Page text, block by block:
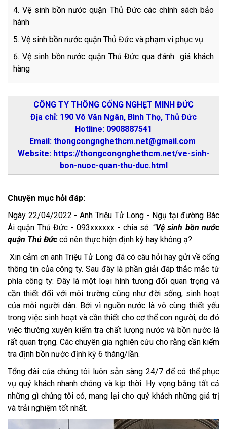
Vệ sinh bồn nước quận Thủ Đức các chính sách bảo
hành
Vệ sinh bồn nước quận Thủ Đức và phạm vi phục vụ
Vệ sinh bồn nước quận Thủ Đức qua đánh giá khách
hàng
CÔNG TY THÔNG CỐNG NGHẸT MINH ĐỨC
Địa chỉ: 190 Võ Văn Ngân, Bình Thọ, Thủ Đức
Hotline: 0908887541
Email: thongcongnghethcm.net@gmail.com
Website: https://thongcongnghethcm.net/ve-sinh-
bon-nuoc-quan-thu-duc.html
Chuyện mục hỏi đáp:
Ngày 22/04/2022 - Anh Triệu Tử Long - Ngụ tại đường Bác
Ái quận Thủ Đức - 093xxxxxx - chia sẻ: “Vệ sinh bồn nước
quận Thủ Đức có nên thực hiện định kỳ hay không ạ?
Xin cảm ơn anh Triệu Tử Long đã có câu hỏi hay gửi về cổng
thông tin của công ty. Sau đây là phần giải đáp thắc mắc từ
phía công ty: Đây là một loại hình tương đối quan trọng và
cần thiết đối với môi trường cũng như đời sống, sinh hoạt
của mỗi người dân. Bởi vì nguồn nước là vô cùng thiết yếu
trong việc sinh hoạt và cần thiết cho cơ thể con người, do đó
việc thường xuyên kiểm tra chất lượng nước và bồn nước là
rất quan trọng. Các chuyên gia nghiên cứu cho rằng cần kiểm
tra định bồn nước định kỳ 6 tháng/lần.
Tổng đài của chúng tôi luôn sẵn sàng 24/7 để có thể phục
vụ quý khách nhanh chóng và kịp thời. Hy vọng bằng tất cả
những gì chúng tôi có, mang lại cho quý khách những giá trị
và trải nghiệm tốt nhất.